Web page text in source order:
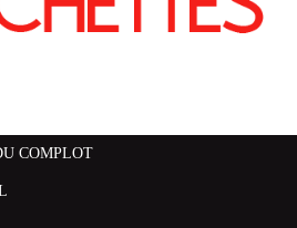
COMPLOT